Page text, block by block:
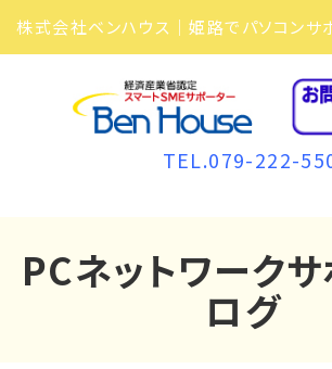
TEL.079-222-
PCネットワーク
ログ